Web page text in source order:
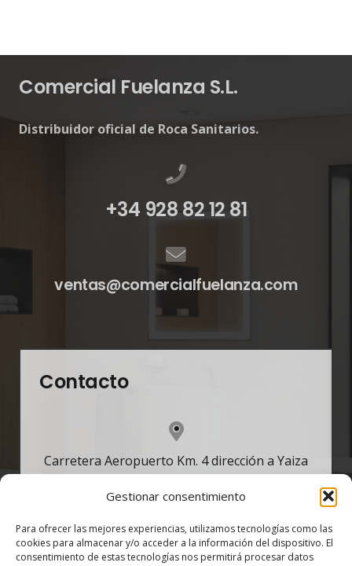
Gestionar consentimiento
Para ofrecer las mejores experiencias, utilizamos tecnologías como las
cookies para almacenar y/o acceder a la información del dispositivo. El
consentimiento de estas tecnologías nos permitirá procesar datos
Comercial Fuelanza S.L.
Distribuidor oficial de Roca Sanitarios.
+34 928 82 12 81
ventas@comercialfuelanza.com
Contacto
Carretera Aeropuerto Km. 4 dirección a Yaiza
¡Ampliamos nuestro horario!